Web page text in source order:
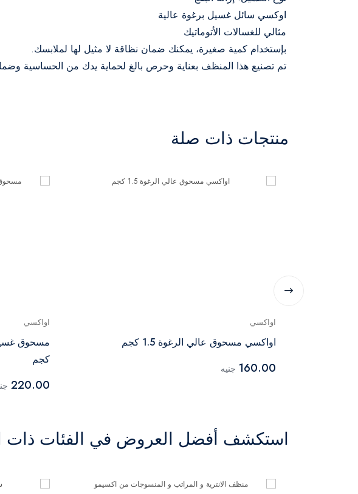
اوكسي سائل غسيل برغوة عالية
مثالي للغسالات الأتوماتيك
بإستخدام كمية صغيرة، يمكنك ضمان نظاقة لا مثيل لها لملابسك.
تم تصنيع هذا المنظف بعناية وحرص بالغ لحماية يدك من الحساسية
منتجات ذات صلة
اواكسي
اواكسي مسحوق عالي الرغوة 1.5 كجم
160.00 جنيه
اواكسي
كجم
220.00
استكشف أفضل العروض في الفئات ذات